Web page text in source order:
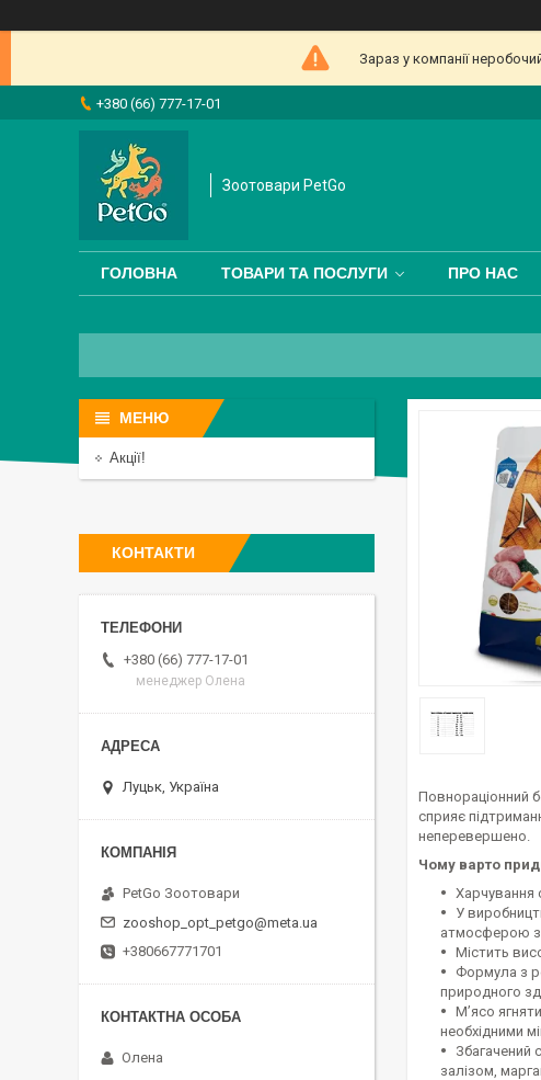
Зараз у компанії
+380 (66) 777-17-01
Зоотовари PetGo
ГОЛОВНА ТОВАРИ ТА ПОСЛУГИ ПРО НАС
Повнораціонний
сприяє
неперевершено.
Чому варто
Харчування
У
атмосферою
Містить
Формула з
природного
М’ясо
необхідними
Збагачений
залізом,
Акції!
КОНТАКТИ
+380 (66) 777-17-01
менеджер Олена
Луцьк, Україна
PetGo Зоотовари
zooshop_opt_petgo@meta.ua
+380667771701
Олена